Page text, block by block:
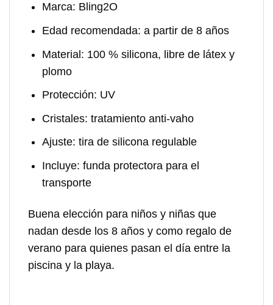
Marca: Bling2O
Edad recomendada: a partir de 8 años
Material: 100 % silicona, libre de látex y
plomo
Protección: UV
Cristales: tratamiento anti-vaho
Ajuste: tira de silicona regulable
Incluye: funda protectora para el
transporte
Buena elección para niños y niñas que
nadan desde los 8 años y como regalo de
verano para quienes pasan el día entre la
piscina y la playa.